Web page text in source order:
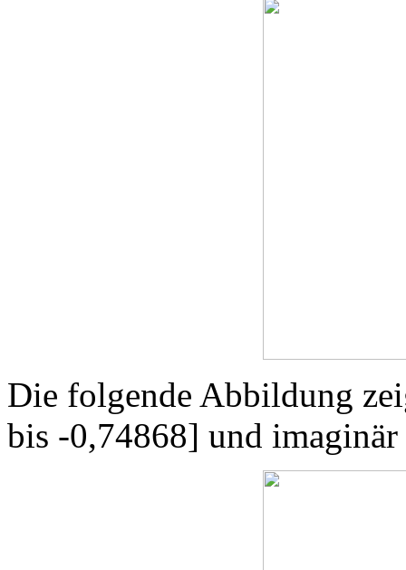
Die folgende Abbildung
bis -0,74868] und